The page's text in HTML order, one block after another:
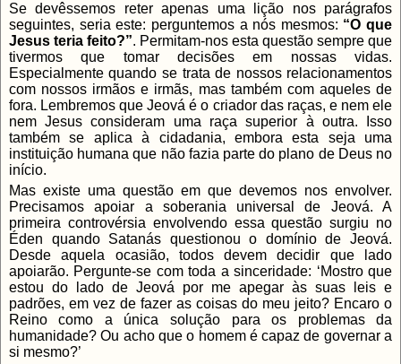
Se devêssemos reter apenas uma lição nos parágrafos
seguintes, seria este: perguntemos a nós mesmos: “O que
Jesus teria feito?”. Permitam-nos esta questão sempre que
tivermos que tomar decisões em nossas vidas.
Especialmente quando se trata de nossos relacionamentos
com nossos irmãos e irmãs, mas também com aqueles de
fora. Lembremos que Jeová é o criador das raças, e nem ele
nem Jesus consideram uma raça superior à outra. Isso
também se aplica à cidadania, embora esta seja uma
instituição humana que não fazia parte do plano de Deus no
início.
Mas existe uma questão em que devemos nos envolver.
Precisamos apoiar a soberania universal de Jeová. A
primeira controvérsia envolvendo essa questão surgiu no
Éden quando Satanás questionou o domínio de Jeová.
Desde aquela ocasião, todos devem decidir que lado
apoiarão. Pergunte-se com toda a sinceridade: ‘Mostro que
estou do lado de Jeová por me apegar às suas leis e
padrões, em vez de fazer as coisas do meu jeito? Encaro o
Reino como a única solução para os problemas da
humanidade? Ou acho que o homem é capaz de governar a
si mesmo?’